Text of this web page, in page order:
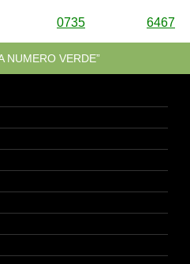
0735 6467
NUMERO VERDE”